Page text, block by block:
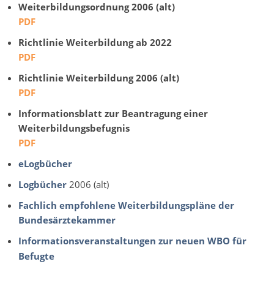
Weiterbildungsordnung 2006 (alt)
PDF
Richtlinie Weiterbildung ab 2022
PDF
Richtlinie Weiterbildung 2006 (alt)
PDF
Informationsblatt zur Beantragung einer
Weiterbildungsbefugnis
PDF
eLogbücher
Logbücher 2006 (alt)
Fachlich empfohlene Weiterbildungspläne der
Bundesärztekammer
Informationsveranstaltungen zur neuen WBO für
Befugte